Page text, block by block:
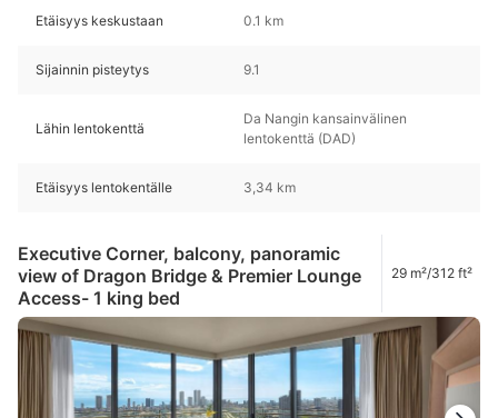
Etäisyys keskustaan 0.1 km
Sijainnin pisteytys 9.1
Lähin lentokenttä
Da Nangin kansainvälinen
lentokenttä (DAD)
Etäisyys lentokentälle 3,34 km
Executive Corner, balcony, panoramic
view of Dragon Bridge & Premier Lounge
Access- 1 king bed
29 m²/312 ft²